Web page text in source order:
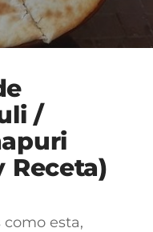
/
Receta)
como esta,